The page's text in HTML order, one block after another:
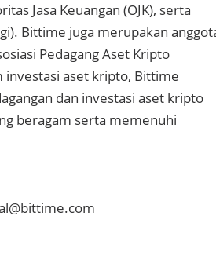
Jasa Keuangan (OJK), serta
Bittime juga merupakan
Pedagang Aset Kripto
investasi aset kripto, Bittime
dan investasi aset kripto
beragam serta memenuhi